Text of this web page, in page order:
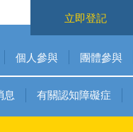
立即登記
個人參與 團體參與
息 有關認知障礙症